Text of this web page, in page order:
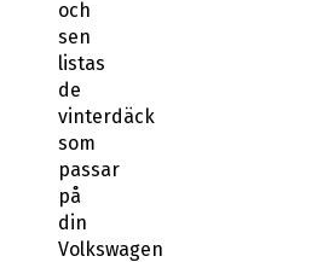
och
sen
listas
de
vinterdäck
som
passar
på
din
Volkswagen